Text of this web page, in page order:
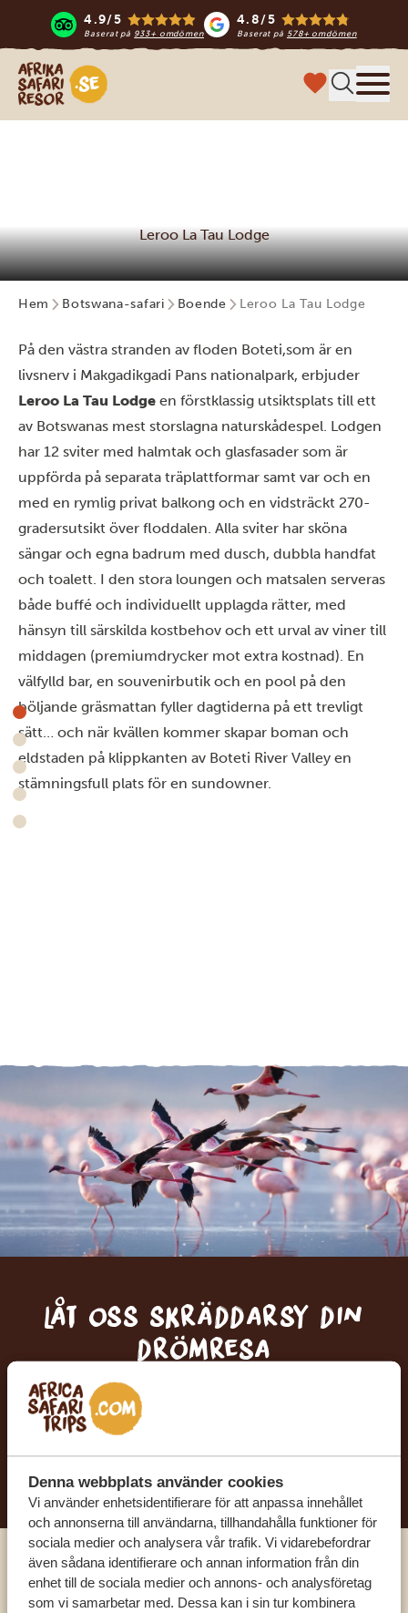
Denna webbplats använder cookies
Vi använder enhetsidentifierare för att anpassa innehållet
och annonserna till användarna, tillhandahålla funktioner för
sociala medier och analysera vår trafik. Vi vidarebefordrar
även sådana identifierare och annan information från din
enhet till de sociala medier och annons- och analysföretag
som vi samarbetar med. Dessa kan i sin tur kombinera
4.9/5
Baserat på 933+ omdömen
4.8/5
Baserat på 578+ omdömen
Safari-resor i Afrika
Leroo La Tau Lodge
Hem Botswana-safari Boende Leroo La Tau Lodge
På den västra stranden av floden Boteti,som är en
livsnerv i Makgadikgadi Pans nationalpark, erbjuder
Leroo La Tau Lodge en förstklassig utsiktsplats till ett
av Botswanas mest storslagna naturskådespel. Lodgen
har 12 sviter med halmtak och glasfasader som är
uppförda på separata träplattformar samt var och en
med en rymlig privat balkong och en vidsträckt 270-
gradersutsikt över floddalen. Alla sviter har sköna
sängar och egna badrum med dusch, dubbla handfat
och toalett. I den stora loungen och matsalen serveras
både buffé och individuellt upplagda rätter, med
hänsyn till särskilda kostbehov och ett urval av viner till
middagen (premiumdrycker mot extra kostnad). En
välfylld bar, en souvenirbutik och en pool på den
böljande gräsmattan fyller dagtiderna på ett trevligt
sätt… och när kvällen kommer skapar boman och
eldstaden på klippkanten av Boteti River Valley en
stämningsfull plats för en sundowner.
Låt oss skräddarsy din
drömresa
FÅ ETT KOSTNADSFRITT RESEFÖRSLAG
BÖRJA PLANERA DIN DRÖMRESA
Ring en av våra experter